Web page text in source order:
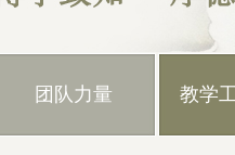
团队力量 教学